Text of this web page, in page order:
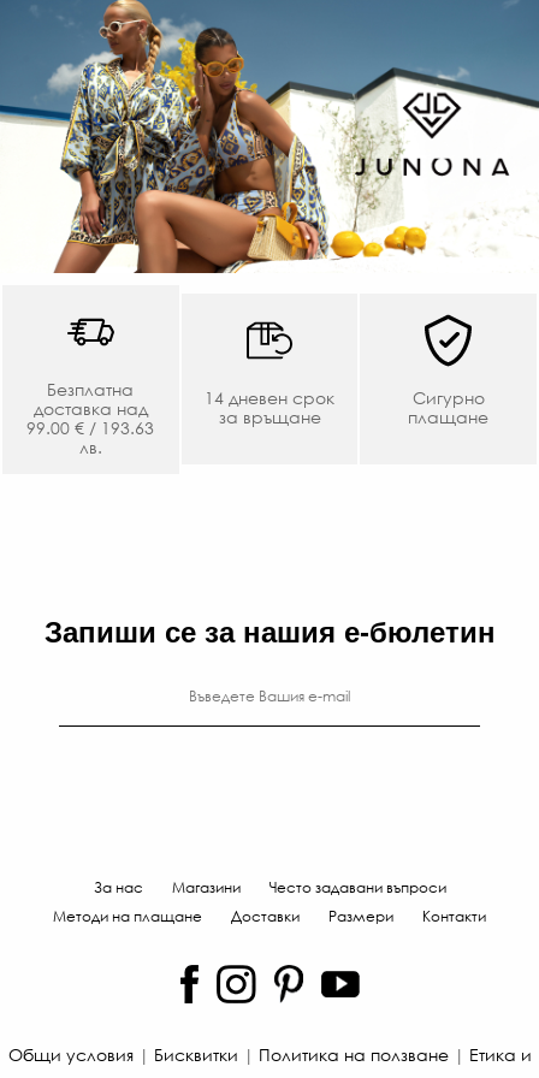
Безплатна
доставка над
99.00 € / 193.63
лв.
14 дневен срок
за връщане
Сигурно
плащане
Запиши се за нашия е-бюлетин
За нас Магазини
Често задавани въпроси
Методи на плащане
Доставки Размери Контакти
Общи условия| Бисквитки | Политика на ползване| Етика и